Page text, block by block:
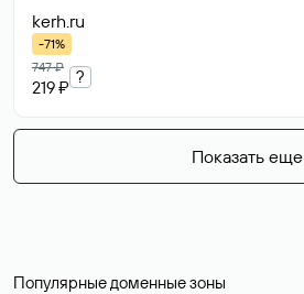
kerh.ru
-71%
747 ₽
219 ₽
?
Показать еще
Популярные доменные зоны